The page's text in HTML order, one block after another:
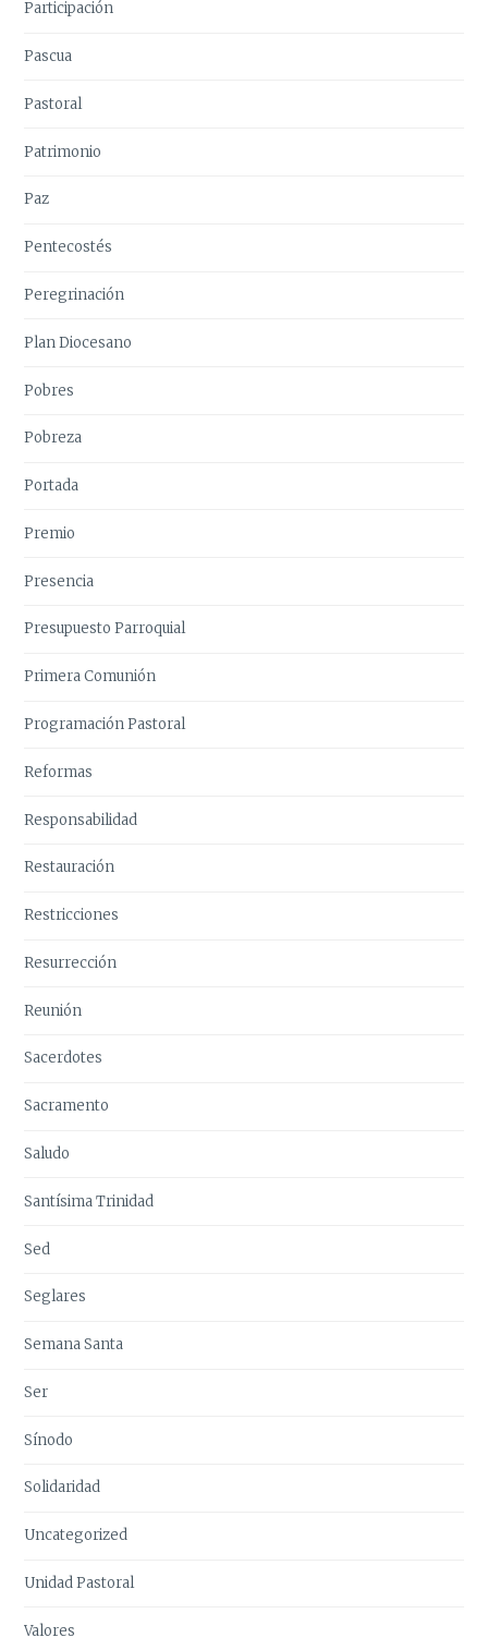
Participación
Pascua
Pastoral
Patrimonio
Paz
Pentecostés
Peregrinación
Plan Diocesano
Pobres
Pobreza
Portada
Premio
Presencia
Presupuesto Parroquial
Primera Comunión
Programación Pastoral
Reformas
Responsabilidad
Restauración
Restricciones
Resurrección
Reunión
Sacerdotes
Sacramento
Saludo
Santísima Trinidad
Sed
Seglares
Semana Santa
Ser
Sínodo
Solidaridad
Uncategorized
Unidad Pastoral
Valores